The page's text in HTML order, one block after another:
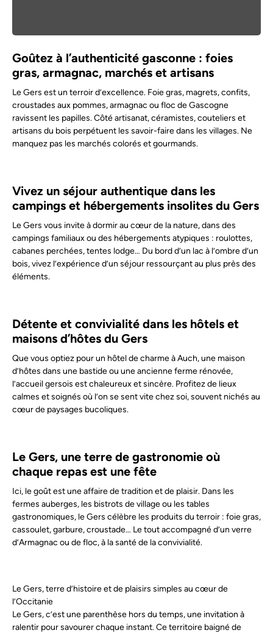
Goûtez à l’authenticité gasconne : foies
gras, armagnac, marchés et artisans
Le Gers est un terroir d’excellence. Foie gras, magrets, confits,
croustades aux pommes, armagnac ou floc de Gascogne
ravissent les papilles. Côté artisanat, céramistes, couteliers et
artisans du bois perpétuent les savoir-faire dans les villages. Ne
manquez pas les marchés colorés et gourmands.
Vivez un séjour authentique dans les
campings et hébergements insolites du Gers
Le Gers vous invite à dormir au cœur de la nature, dans des
campings familiaux ou des hébergements atypiques : roulottes,
cabanes perchées, tentes lodge… Du bord d’un lac à l’ombre d’un
bois, vivez l’expérience d’un séjour ressourçant au plus près des
éléments.
Détente et convivialité dans les hôtels et
maisons d’hôtes du Gers
Que vous optiez pour un hôtel de charme à Auch, une maison
d’hôtes dans une bastide ou une ancienne ferme rénovée,
l’accueil gersois est chaleureux et sincère. Profitez de lieux
calmes et soignés où l’on se sent vite chez soi, souvent nichés au
cœur de paysages bucoliques.
Le Gers, une terre de gastronomie où
chaque repas est une fête
Ici, le goût est une affaire de tradition et de plaisir. Dans les
fermes auberges, les bistrots de village ou les tables
gastronomiques, le Gers célèbre les produits du terroir : foie gras,
cassoulet, garbure, croustade… Le tout accompagné d’un verre
d’Armagnac ou de floc, à la santé de la convivialité.
Le Gers, terre d’histoire et de plaisirs simples au cœur de
l’Occitanie
Le Gers, c’est une parenthèse hors du temps, une invitation à
ralentir pour savourer chaque instant. Ce territoire baigné de